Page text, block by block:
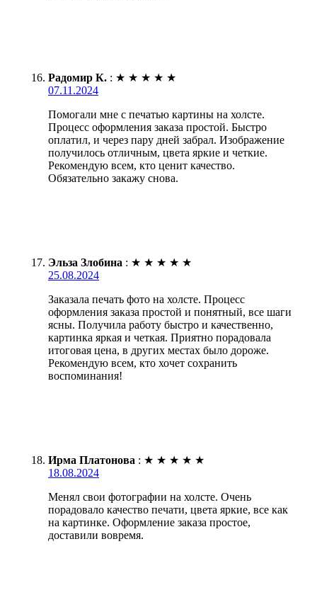
Радомир К. : ★ ★ ★ ★ ★
07.11.2024
Помогали мне с печатью картины на холсте.
Процесс оформления заказа простой. Быстро
оплатил, и через пару дней забрал. Изображение
получилось отличным, цвета яркие и четкие.
Рекомендую всем, кто ценит качество.
Обязательно закажу снова.
Эльза Злобина : ★ ★ ★ ★ ★
25.08.2024
Заказала печать фото на холсте. Процесс
оформления заказа простой и понятный, все шаги
ясны. Получила работу быстро и качественно,
картинка яркая и четкая. Приятно порадовала
итоговая цена, в других местах было дороже.
Рекомендую всем, кто хочет сохранить
воспоминания!
Ирма Платонова : ★ ★ ★ ★ ★
18.08.2024
Менял свои фотографии на холсте. Очень
порадовало качество печати, цвета яркие, все как
на картинке. Оформление заказа простое,
доставили вовремя.